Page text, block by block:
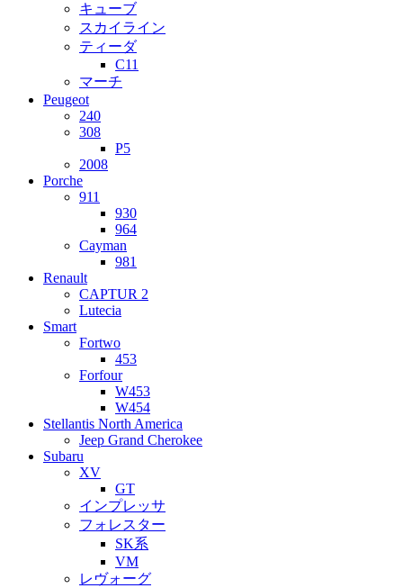
キューブ
スカイライン
ティーダ
C11
マーチ
Peugeot
240
308
P5
2008
Porche
911
930
964
Cayman
981
Renault
CAPTUR 2
Lutecia
Smart
Fortwo
453
Forfour
W453
W454
Stellantis North America
Jeep Grand Cherokee
Subaru
XV
GT
インプレッサ
フォレスター
SK系
VM
レヴォーグ